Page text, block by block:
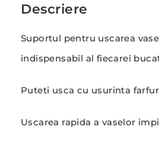
Descriere
Suportul pentru uscarea
indispensabil al fiecarei
Puteti usca cu usurinta
Uscarea rapida a vaselor